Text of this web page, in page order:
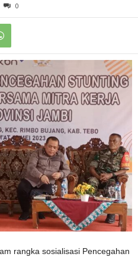
0
rangka sosialisasi Pencegahan